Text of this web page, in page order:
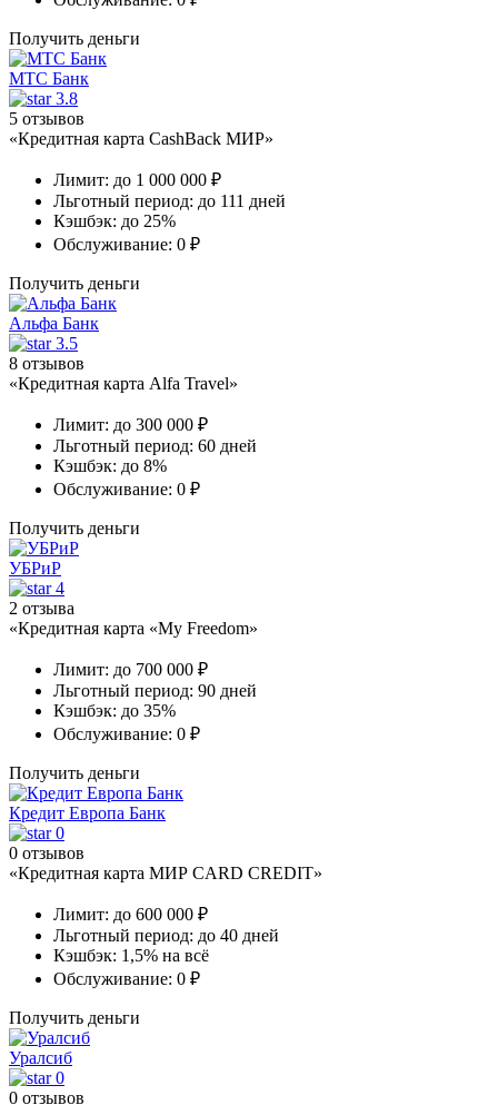
Получить деньги
МТС Банк
3.8
5 отзывов
«Кредитная карта CashBack МИР»
Лимит: до 1 000 000 ₽
Льготный период: до 111 дней
Кэшбэк: до 25%
Обслуживание: 0 ₽
Получить деньги
Альфа Банк
3.5
8 отзывов
«Кредитная карта Alfa Travel»
Лимит: до 300 000 ₽
Льготный период: 60 дней
Кэшбэк: до 8%
Обслуживание: 0 ₽
Получить деньги
УБРиР
4
2 отзыва
«Кредитная карта «My Freedom»
Лимит: до 700 000 ₽
Льготный период: 90 дней
Кэшбэк: до 35%
Обслуживание: 0 ₽
Получить деньги
Кредит Европа Банк
0
0 отзывов
«Кредитная карта МИР CARD CREDIT»
Лимит: до 600 000 ₽
Льготный период: до 40 дней
Кэшбэк: 1,5% на всё
Обслуживание: 0 ₽
Получить деньги
Уралсиб
0
0 отзывов